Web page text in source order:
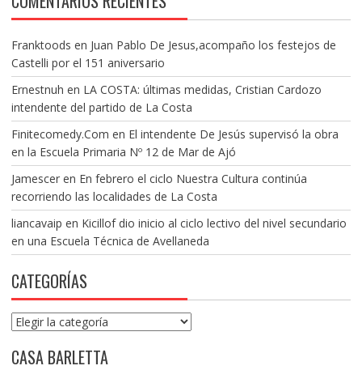
Franktoods en Juan Pablo De Jesus,acompaño los festejos de
Castelli por el 151 aniversario
Ernestnuh en LA COSTA: últimas medidas, Cristian Cardozo
intendente del partido de La Costa
Finitecomedy.Com en El intendente De Jesús supervisó la obra
en la Escuela Primaria Nº 12 de Mar de Ajó
Jamesceren En febrero el ciclo Nuestra Cultura continúa
recorriendo las localidades de La Costa
liancavaip en Kicillof dio inicio al ciclo lectivo del nivel secundario
en una Escuela Técnica de Avellaneda
CATEGORÍAS
Categorías
CASA BARLETTA